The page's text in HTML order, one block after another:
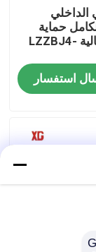
الداخلي
حماية
التتابع الحالية LZZBJ4-
استفسار